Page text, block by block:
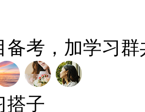
备考，加学习
搭子